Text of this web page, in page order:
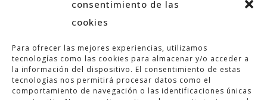
consentimiento de las
cookies
Para ofrecer las mejores experiencias, utilizamos
tecnologías como las cookies para almacenar y/o acceder a
la información del dispositivo. El consentimiento de estas
tecnologías nos permitirá procesar datos como el
comportamiento de navegación o las identificaciones únicas
Política de Cookies